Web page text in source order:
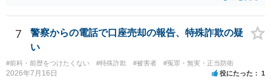
7
警察からの電話で口座売却の報告、特殊詐欺の疑
い
#前科・前歴をつけたくない #特殊詐欺 #被害者 #冤罪・無実・正当防衛
2026年7月16日 役にたった 1